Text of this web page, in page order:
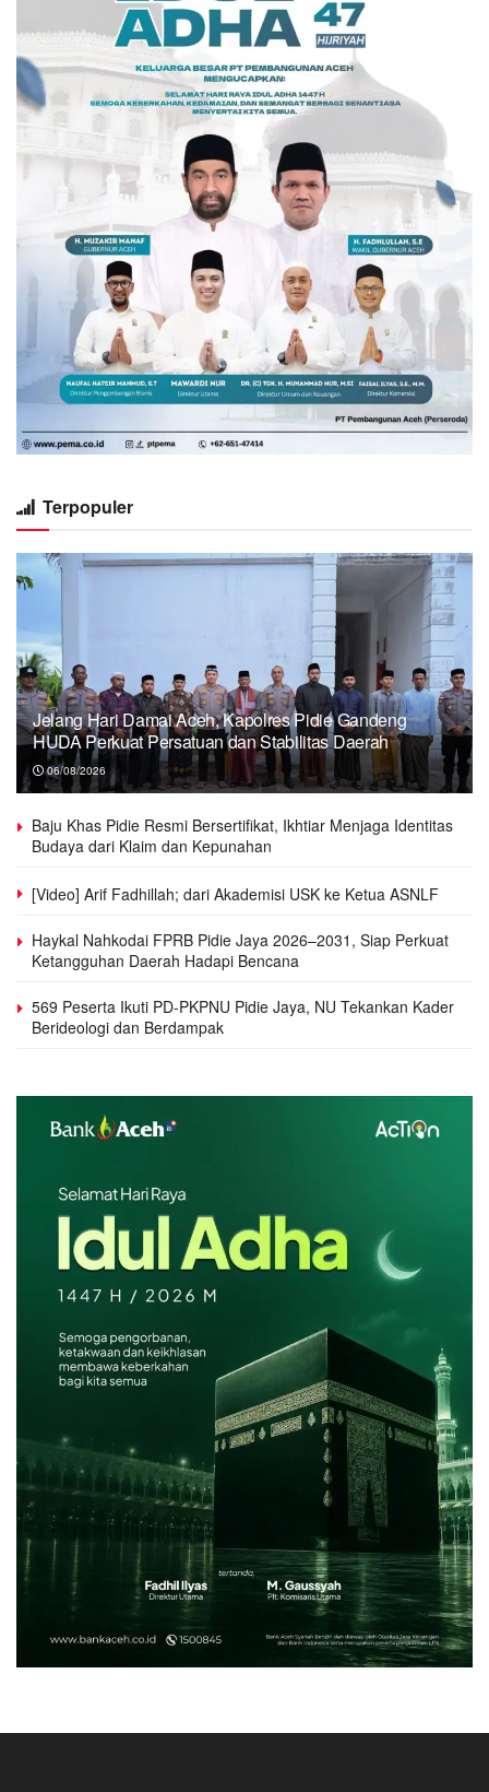
Terpopuler
Jelang Hari Damai Aceh, Kapolres Pidie Gandeng
HUDA Perkuat Persatuan dan Stabilitas Daerah
06/08/2026
Baju Khas Pidie Resmi Bersertifikat, Ikhtiar Menjaga Identitas
Budaya dari Klaim dan Kepunahan
[Video] Arif Fadhillah; dari Akademisi USK ke Ketua ASNLF
Haykal Nahkodai FPRB Pidie Jaya 2026–2031, Siap Perkuat
Ketangguhan Daerah Hadapi Bencana
569 Peserta Ikuti PD-PKPNU Pidie Jaya, NU Tekankan Kader
Berideologi dan Berdampak